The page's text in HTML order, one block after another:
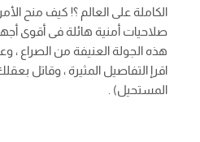
الكاملة على العالم ؟! كيف منح
صلاحيات أمنية هائلة فى أقوى
هذه الجولة العنيفة من الصراع ،
اقرإ التفاصيل المثيرة ، وقاتل
المستحيل) .